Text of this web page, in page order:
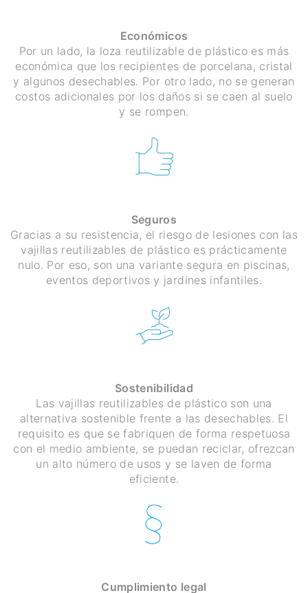
Económicos
Por un lado, la loza reutilizable de plástico es más
económica que los recipientes de porcelana, cristal
y algunos desechables. Por otro lado, no se generan
costos adicionales por los daños si se caen al suelo
y se rompen.
Seguros
Gracias a su resistencia, el riesgo de lesiones con las
vajillas reutilizables de plástico es prácticamente
nulo. Por eso, son una variante segura en piscinas,
eventos deportivos y jardines infantiles.
Sostenibilidad
Las vajillas reutilizables de plástico son una
alternativa sostenible frente a las desechables. El
requisito es que se fabriquen de forma respetuosa
con el medio ambiente, se puedan reciclar, ofrezcan
un alto número de usos y se laven de forma
eficiente.
Cumplimiento legal